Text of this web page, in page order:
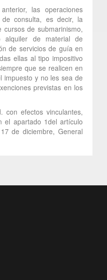
las operaciones
consulta, es decir, la
de submarinismo,
de material de
de servicios de guía en
ellas al tipo impositivo
que se realicen en
impuesto y no les sea de
previstas en los
efectos vinculantes,
el apartado 1del artículo
de diciembre, General